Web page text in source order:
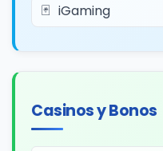
iGaming
Casinos y Bonos